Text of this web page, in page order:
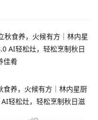
食养，火候有方｜林内星厨
轻松灶，轻松烹制秋日滋